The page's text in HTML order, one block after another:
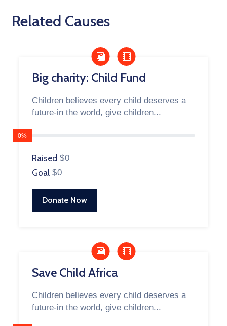
Related Causes
Big charity: Child Fund
Children believes every child deserves a
future-in the world, give children...
0%
Raised $0
Goal $0
Donate Now
Save Child Africa
Children believes every child deserves a
future-in the world, give children...